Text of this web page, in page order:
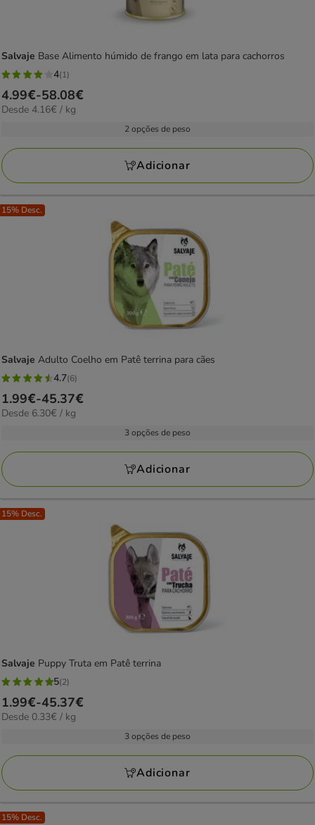
Salvaje Base Alimento húmido de frango em lata para cachorros
4
estrelas
com
avaliações
4(1)
Preço
de
58.08€
4.99€-58.08€
4.16€
Desde 4.16€ / kg
2 opções de peso
Adicionar
15% Desc.
Salvaje Adulto Coelho em Patê terrina para cães
4.7
estrelas
com
avaliações
4.7(6)
Preço
de
45.37€
1.99€-45.37€
6.30€
Desde 6.30€ / kg
3 opções de peso
Adicionar
15% Desc.
Salvaje Puppy Truta em Patê terrina
5
estrelas
com
avaliações
5(2)
Preço
de
45.37€
1.99€-45.37€
0.33€
Desde 0.33€ / kg
3 opções de peso
Adicionar
15% Desc.